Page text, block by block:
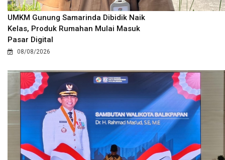
UMKM Gunung Samarinda Dibidik Naik
Kelas, Produk Rumahan Mulai Masuk
Pasar Digital
08/08/2026